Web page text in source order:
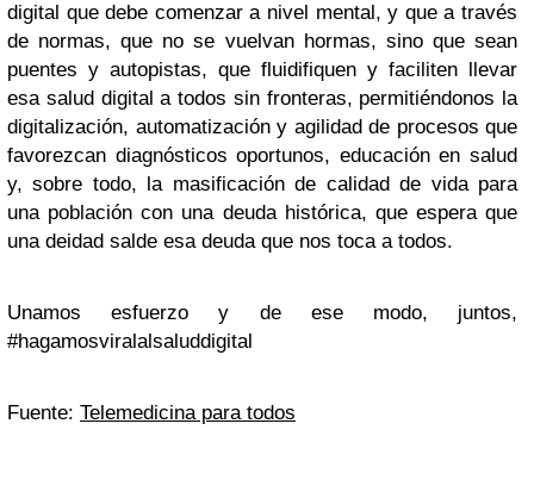
digital que debe comenzar a nivel mental, y que a través
de normas, que no se vuelvan hormas, sino que sean
puentes y autopistas, que fluidifiquen y faciliten llevar
esa salud digital a todos sin fronteras, permitiéndonos la
digitalización, automatización y agilidad de procesos que
favorezcan diagnósticos oportunos, educación en salud
y, sobre todo, la masificación de calidad de vida para
una población con una deuda histórica, que espera que
una deidad salde esa deuda que nos toca a todos.
Unamos esfuerzo y de ese modo, juntos,
#hagamosviralalsaluddigital
Fuente: Telemedicina para todos